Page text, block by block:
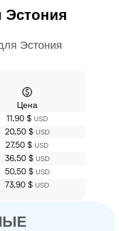
Эстония
Эстония
Цена
11,90 $ USD
20,50 $ USD
27,50 $ USD
36,50 $ USD
50,50 $ USD
73,90 $ USD